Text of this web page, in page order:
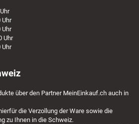
Uhr
über den Partner MeinEinkauf.ch auch in
die Verzollung der Ware sowie die
zu Ihnen in die Schweiz.